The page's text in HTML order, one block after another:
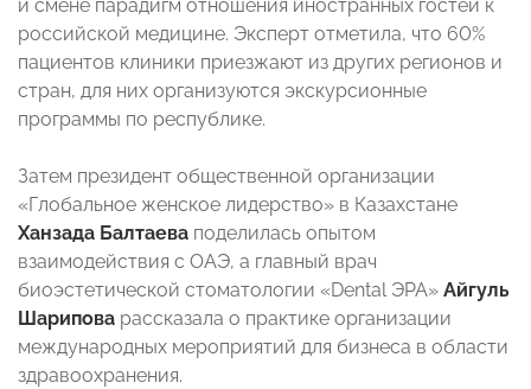
и смене парадигм отношения иностранных гостей к
российской медицине. Эксперт отметила, что 60%
пациентов клиники приезжают из других регионов и
стран, для них организуются экскурсионные
программы по республике.
Затем президент общественной организации
«Глобальное женское лидерство» в Казахстане
Ханзада Балтаева поделилась опытом
взаимодействия с ОАЭ, а главный врач
биоэстетической стоматологии «Dental ЭРА» Айгуль
Шарипова рассказала о практике организации
международных мероприятий для бизнеса в области
здравоохранения.